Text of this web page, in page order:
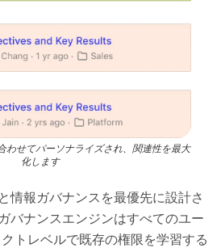
わせてパーソナライズされ、関連性を最大
化します
情報ガバナンスを最優先に設計さ
バナンスエンジンはすべてのユー
トレベルで既存の権限を学習する